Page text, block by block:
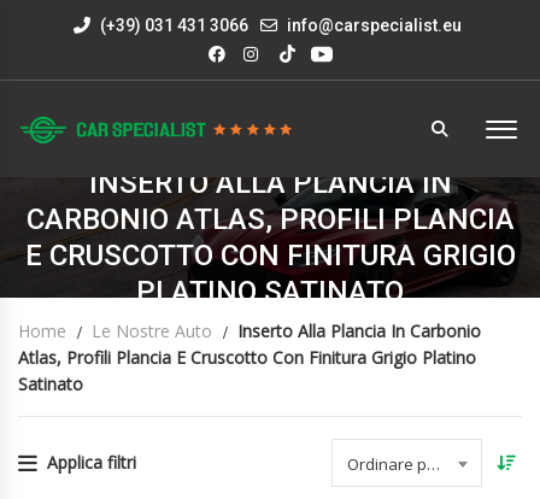
(+39) 031 431 3066 info@carspecialist.eu
INSERTO ALLA PLANCIA IN
CARBONIO ATLAS, PROFILI PLANCIA
E CRUSCOTTO CON FINITURA GRIGIO
PLATINO SATINATO
Home Le Nostre Auto
Inserto Alla Plancia In Carbonio
Atlas, Profili Plancia E Cruscotto Con Finitura Grigio Platino
Satinato
Applica filtri Ordinare per data